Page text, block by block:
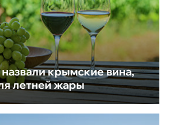
крымские вина,
летней жары